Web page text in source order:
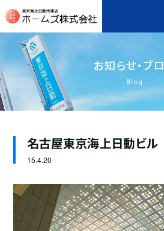
お知らせ・ブロ
Blog
名古屋東京海上日動ビル
15.4.20